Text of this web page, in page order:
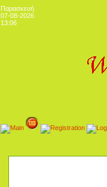
Παρασκευή
07-08-2026
13:06